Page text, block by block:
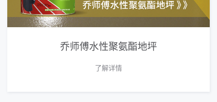
乔师傅水性聚氨酯地坪
了解详情